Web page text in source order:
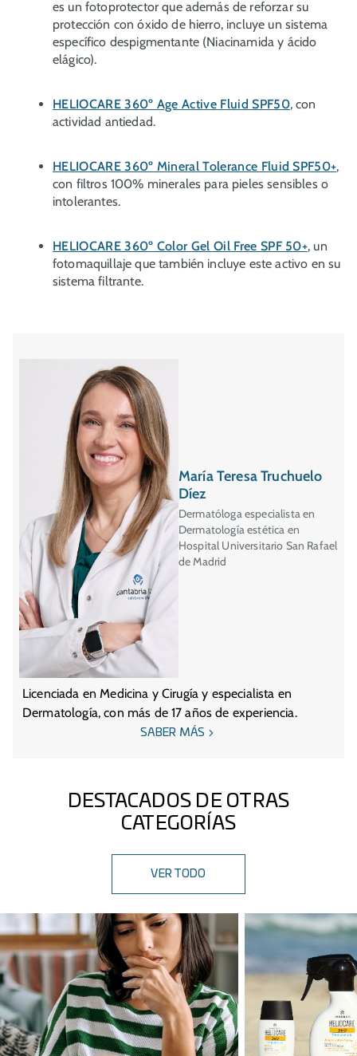
es un fotoprotector que además de reforzar su
protección con óxido de hierro, incluye un sistema
específico despigmentante (Niacinamida y ácido
elágico).
HELIOCARE 360º Age Active Fluid SPF50, con
actividad antiedad.
HELIOCARE 360º Mineral Tolerance Fluid SPF50+,
con filtros 100% minerales para pieles sensibles o
intolerantes.
HELIOCARE 360º Color Gel Oil Free SPF 50+, un
fotomaquillaje que también incluye este activo en su
sistema filtrante.
María Teresa Truchuelo
Díez
Dermatóloga especialista en
Dermatología estética en
Hospital Universitario San Rafael
de Madrid
Licenciada en Medicina y Cirugía y especialista en
Dermatología, con más de 17 años de experiencia.
SABER MÁS
DESTACADOS DE OTRAS
CATEGORÍAS
VER TODO